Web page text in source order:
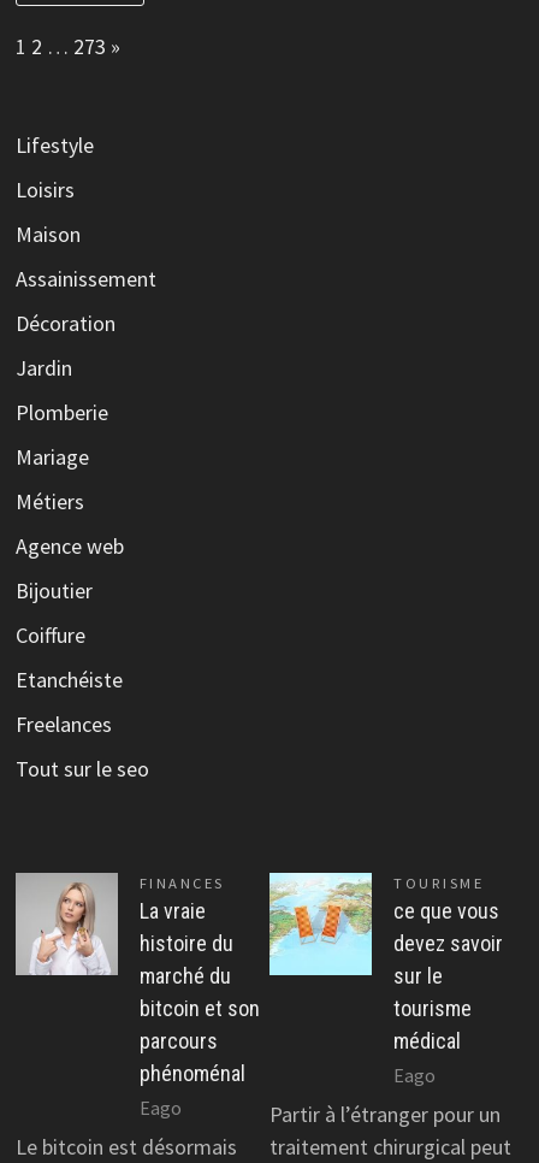
Page:
1 2 … 273 Next
»
Lifestyle
Loisirs
Maison
Assainissement
Décoration
Jardin
Plomberie
Mariage
Métiers
Agence web
Bijoutier
Coiffure
Etanchéiste
Freelances
Tout sur le seo
FINANCES
La vraie
histoire du
marché du
bitcoin et son
parcours
phénoménal
Eago
Le bitcoin est désormais
TOURISME
ce que vous
devez savoir
sur le
tourisme
médical
Eago
Partir à l’étranger pour un
traitement chirurgical peut